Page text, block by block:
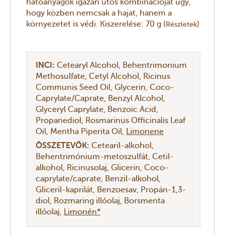
hogy közben nemcsak a hajat, hanem a
környezetet is védi. Kiszerelése: 70 g (Részletek)
INCI: Cetearyl Alcohol Behentrimonium
Methosulfate Cetyl Alcohol Ricinus
Communis Seed Oil Glycerin Coco-
Caprylate/Caprate Benzyl Alcohol
Glyceryl Caprylate Benzoic Acid
Propanediol Rosmarinus Officinalis Leaf
Oil Mentha Piperita Oil Limonene
ÖSSZETEVŐK: Cetearil-alkohol
Behentrimónium-metoszulfát Cetil-
alkohol Ricinusolaj Glicerin Coco-
caprylate/caprate Benzil-alkohol
Gliceril-kaprilát Benzoesav Propán-1,3-
diol Rozmaring illóolaj Borsmenta
illóolaj Limonén*